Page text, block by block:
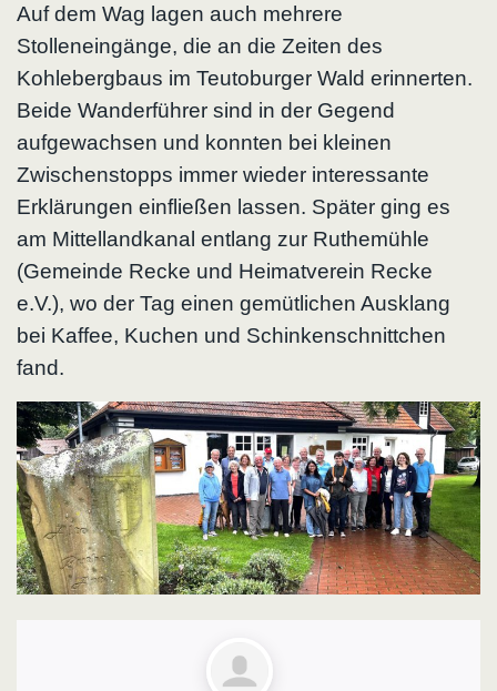
Auf dem Wag lagen auch mehrere
Stolleneingänge, die an die Zeiten des
Kohlebergbaus im Teutoburger Wald erinnerten.
Beide Wanderführer sind in der Gegend
aufgewachsen und konnten bei kleinen
Zwischenstopps immer wieder interessante
Erklärungen einfließen lassen. Später ging es
am Mittellandkanal entlang zur Ruthemühle
(Gemeinde Recke und Heimatverein Recke
e.V.), wo der Tag einen gemütlichen Ausklang
bei Kaffee, Kuchen und Schinkenschnittchen
fand.